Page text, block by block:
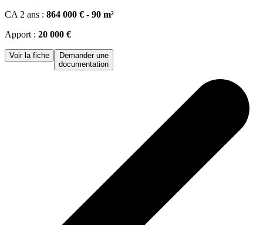
CA 2 ans : 864 000 € - 90 m²
Apport : 20 000 €
Voir la fiche
Demander une
documentation